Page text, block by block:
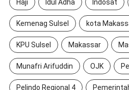
Haji Idul Adha Indosat
Kemenag Sulsel kota
KPU Sulsel Makassar
Munafri Arifuddin OJK
Pelindo Regional 4